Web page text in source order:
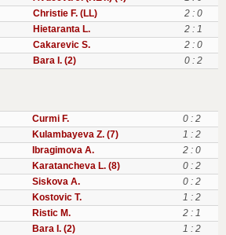
Christie F. (LL)
2 : 0
Hietaranta L.
2 : 1
Cakarevic S.
2 : 0
Bara I. (2) 0 : 2
Curmi F.
0 : 2
Kulambayeva Z. (7)
1 : 2
Ibragimova A.
2 : 0
Karatancheva L. (8)
0 : 2
Siskova A.
0 : 2
Kostovic T.
1 : 2
Ristic M.
2 : 1
Bara I. (2) 1 : 2